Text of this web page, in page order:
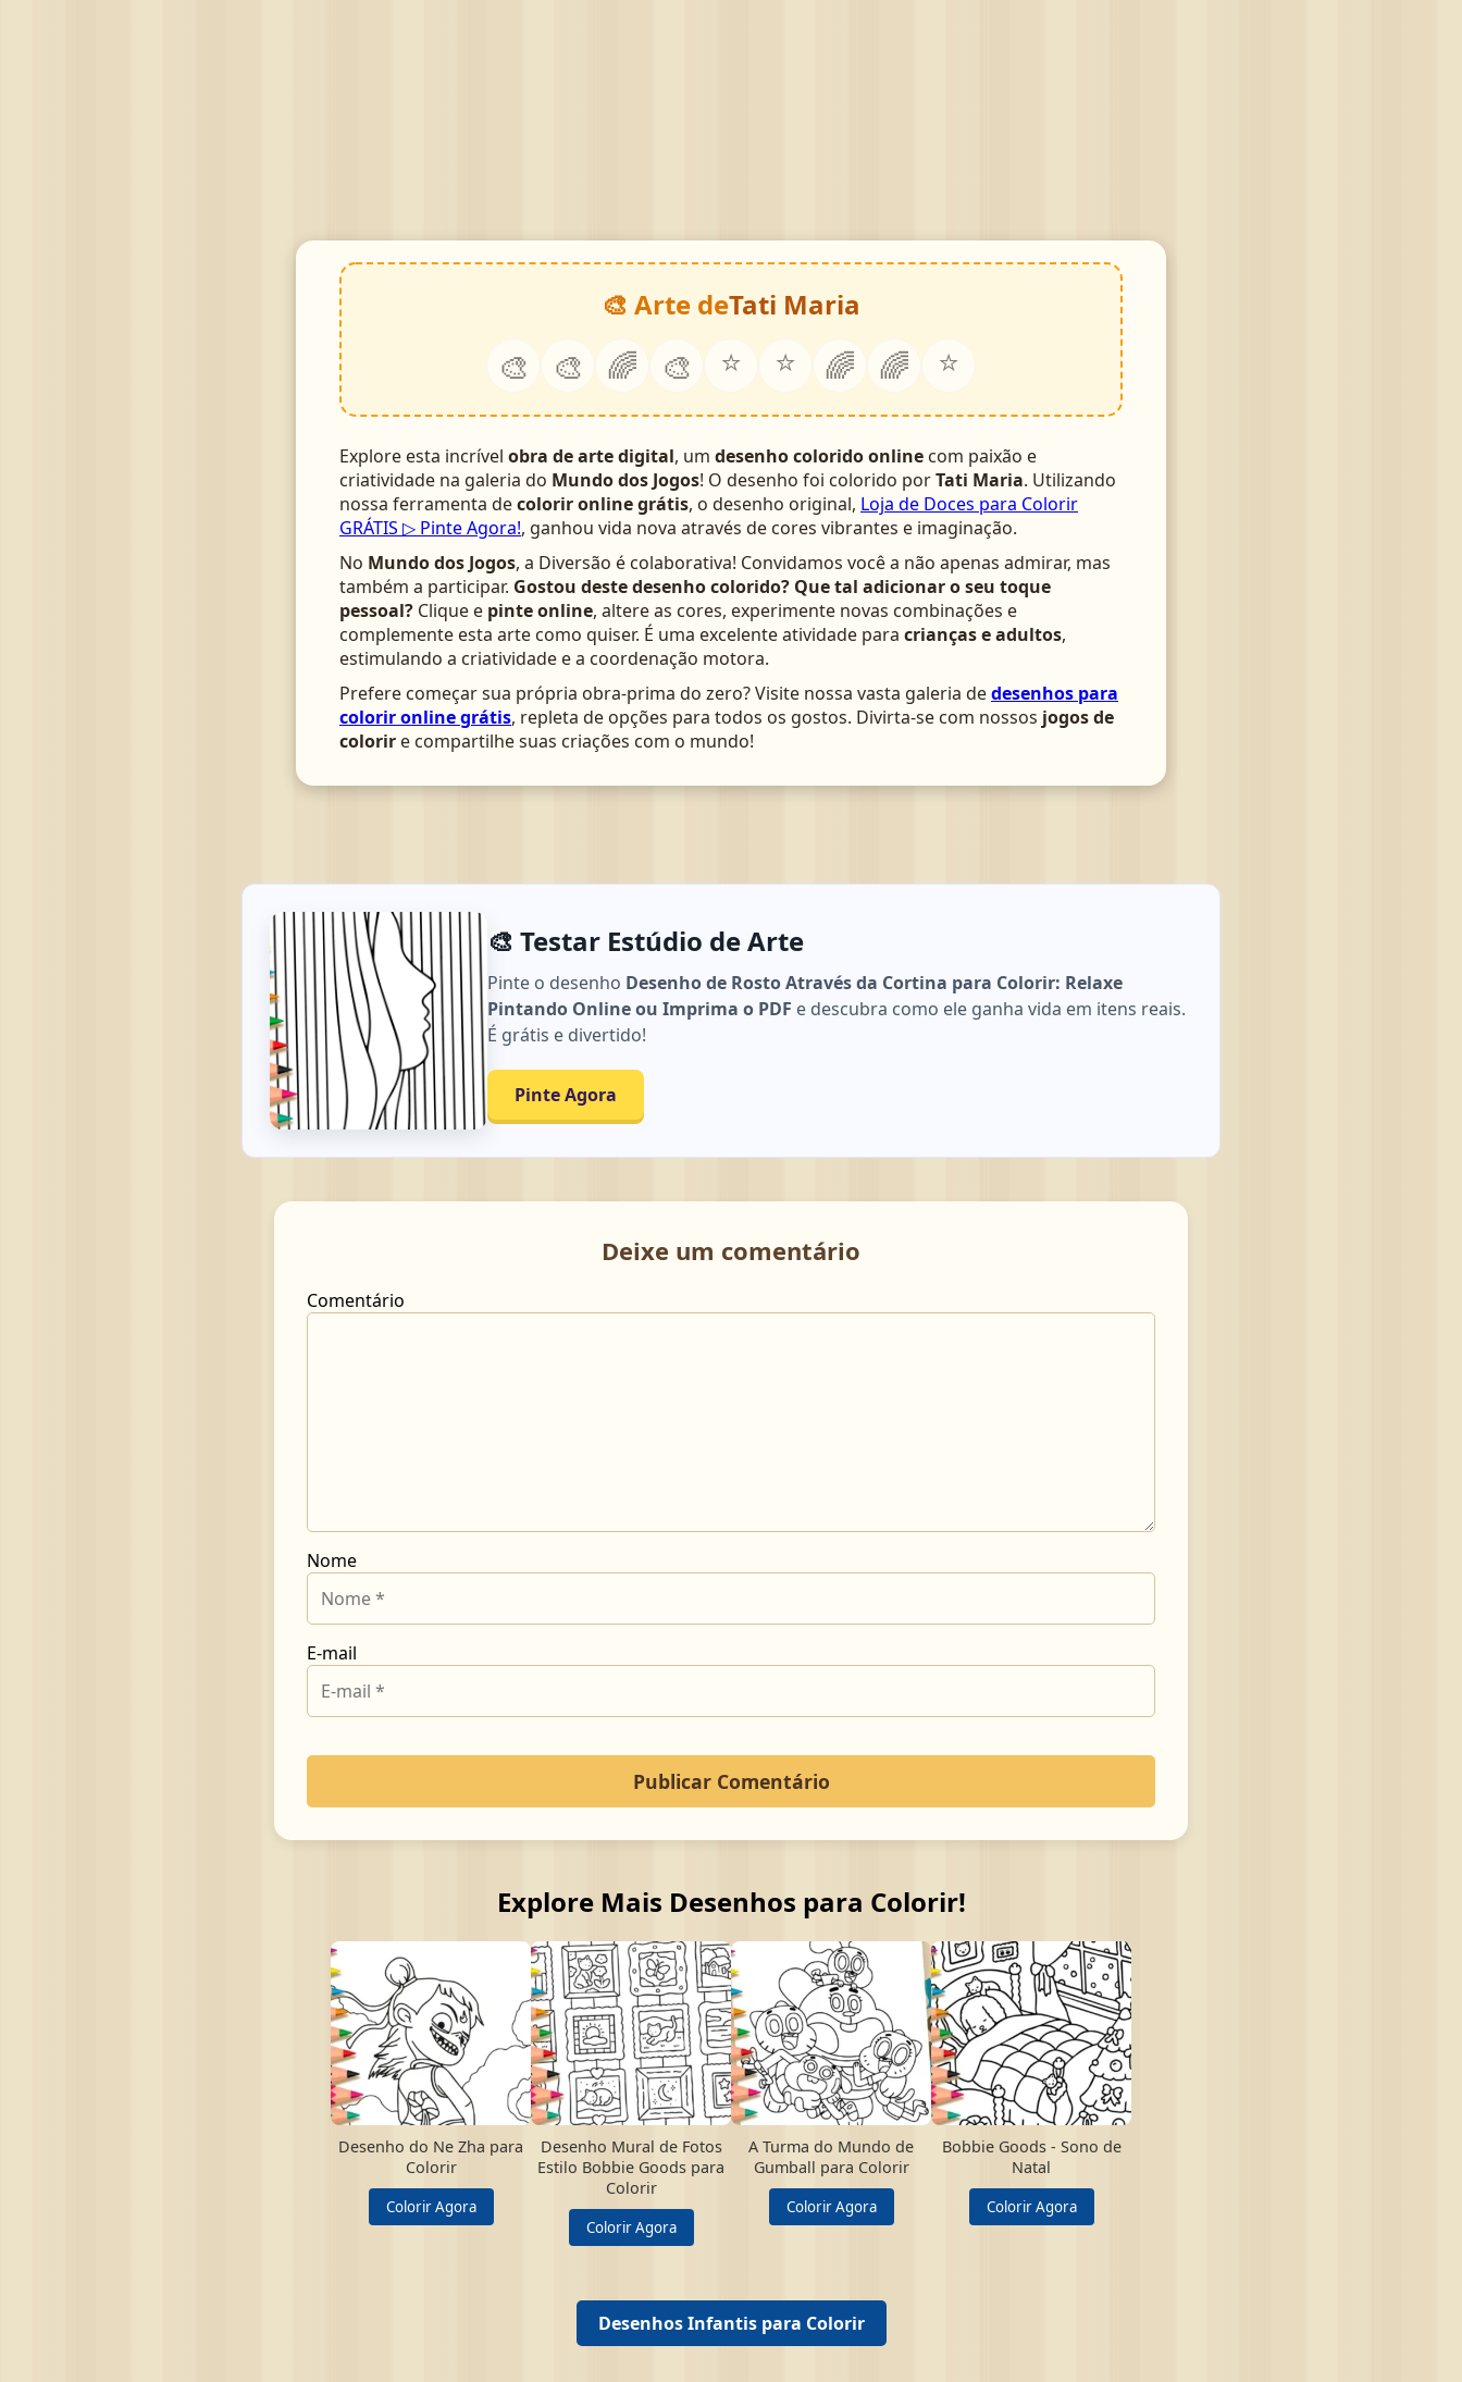
🎨 Arte deTati Maria
🎨 🎨 🌈 🎨 ⭐ ⭐ 🌈 🌈 ⭐
Explore esta incrível obra de arte digital, um desenho colorido online com paixão e
criatividade na galeria do Mundo dos Jogos! O desenho foi colorido porTati Maria. Utilizando
nossa ferramenta decolorir online grátis, o desenho original, Loja de Doces para Colorir
GRÁTIS ▷ Pinte Agora!, ganhou vida nova através de cores vibrantes e imaginação.
No Mundo dos Jogos, a Diversão é colaborativa! Convidamos você a não apenas admirar, mas
também a participar. Gostou deste desenho colorido? Que tal adicionar o seu toque
pessoal? Clique e pinte online, altere as cores, experimente novas combinações e
complemente esta arte como quiser. É uma excelente atividade para crianças e adultos,
estimulando a criatividade e a coordenação motora.
Prefere começar sua própria obra-prima do zero? Visite nossa vasta galeria dedesenhos para
colorir online grátis, repleta de opções para todos os gostos. Divirta-se com nossos jogos de
colorir e compartilhe suas criações com o mundo!
🎨 Testar Estúdio de Arte
Pinte o desenho Desenho de Rosto Através da Cortina para Colorir: Relaxe
Pintando Online ou Imprima o PDF e descubra como ele ganha vida em itens reais.
É grátis e divertido!
Pinte Agora
Deixe um comentário
Comentário
Nome
E-mail
Explore Mais Desenhos para Colorir!
Desenho do Ne Zha para
Colorir
Colorir Agora
Desenho Mural de Fotos
Estilo Bobbie Goods para
Colorir
Colorir Agora
A Turma do Mundo de
Gumball para Colorir
Colorir Agora
Bobbie Goods - Sono de
Natal
Colorir Agora
Desenhos Infantis para Colorir